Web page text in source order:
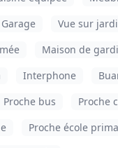
Garage
Vue sur
Maison de
Interphone
Proche bus
Proche
Proche école